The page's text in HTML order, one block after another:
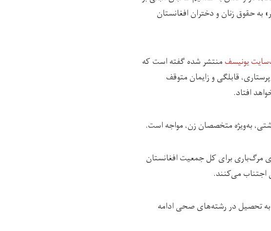
حقوق زنان و دختران افغانستان
یونیسفمنتشر شده گفته است که
قابلگی و زایمان متوقف
افتاد.
به‌ویژه متخصصان زن، مواجه است.
مرگ‌باری برای کل جمعیت افغانستان
اجتناب می‌کنند.
به تحصیل در رشته‌های صحی ادامه